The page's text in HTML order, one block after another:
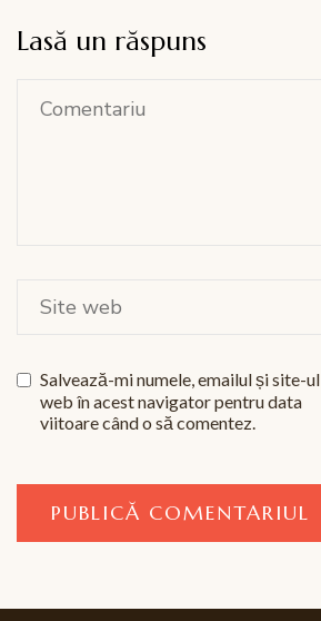
Lasă un răspuns
Salvează-mi numele, emailul și site-ul
web în acest navigator pentru data
viitoare când o să comentez.